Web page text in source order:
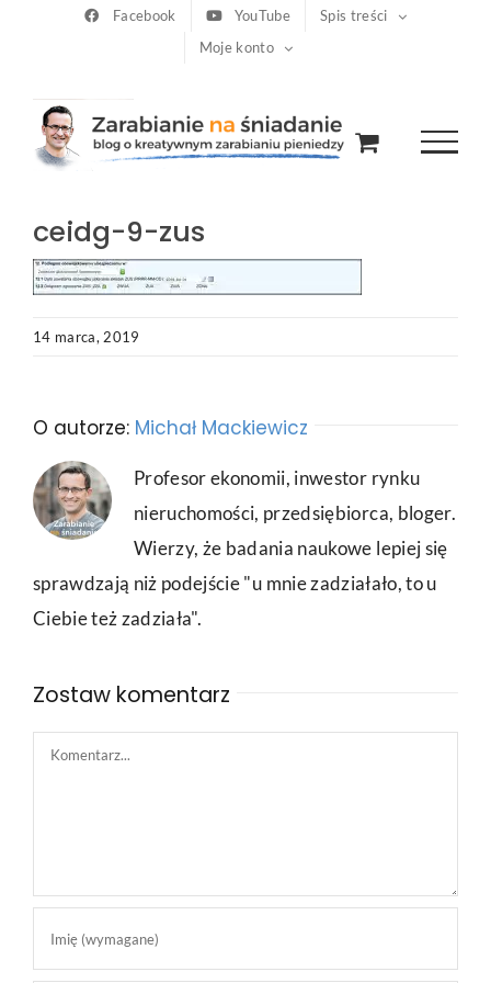
Facebook YouTube
Spis treści
Moje konto
ceidg-9-zus
14 marca, 2019
O autorze: Michał Mackiewicz
Profesor ekonomii, inwestor rynku
nieruchomości, przedsiębiorca, bloger.
Wierzy, że badania naukowe lepiej się
sprawdzają niż podejście "u mnie zadziałało, to u
Ciebie też zadziała".
Zostaw komentarz
Comment